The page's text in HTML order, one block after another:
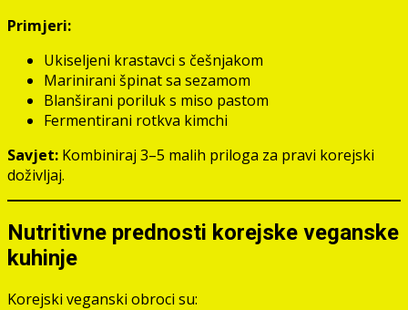
Primjeri:
Ukiseljeni krastavci s češnjakom
Marinirani špinat sa sezamom
Blanširani poriluk s miso pastom
Fermentirani rotkva kimchi
Savjet: Kombiniraj 3–5 malih priloga za pravi korejski
doživljaj.
Nutritivne prednosti korejske veganske
kuhinje
Korejski veganski obroci su: